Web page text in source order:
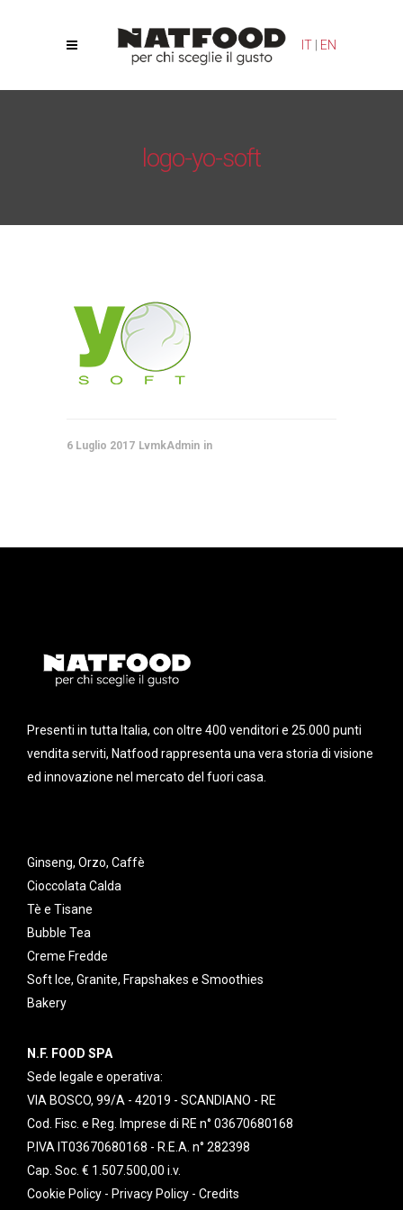
IT EN
logo-yo-soft
6 Luglio 2017 LvmkAdmin
Presenti in tutta Italia, con oltre 400 venditori e 25.000 punti
vendita serviti, Natfood rappresenta una vera storia di visione
ed innovazione nel mercato del fuori casa.
Ginseng, Orzo, Caffè
Cioccolata Calda
Tè e Tisane
Bubble Tea
Creme Fredde
Soft Ice, Granite, Frapshakes e Smoothies
Bakery
N.F. FOOD SPA
Sede legale e operativa:
VIA BOSCO, 99/A - 42019 - SCANDIANO - RE
Cod. Fisc. e Reg. Imprese di RE n° 03670680168
P.IVA IT03670680168 - R.E.A. n° 282398
Cap. Soc. € 1.507.500,00 i.v.
Cookie Policy - Privacy Policy - Credits
Le tue preferenze relative alla privacy